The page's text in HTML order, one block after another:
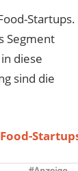
Startups.
Segment
diese
sind die